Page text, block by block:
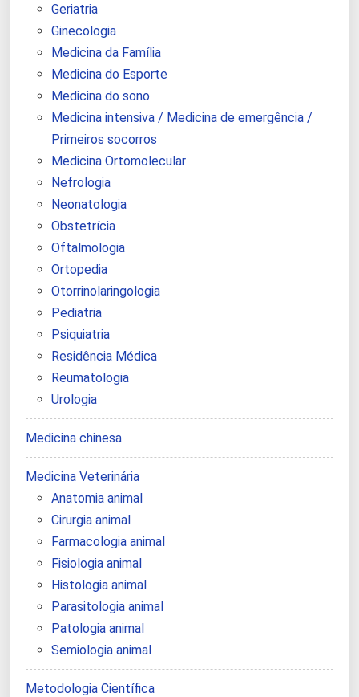
Geriatria
Ginecologia
Medicina da Família
Medicina do Esporte
Medicina do sono
Medicina intensiva / Medicina de emergência /
Primeiros socorros
Medicina Ortomolecular
Nefrologia
Neonatologia
Obstetrícia
Oftalmologia
Ortopedia
Otorrinolaringologia
Pediatria
Psiquiatria
Residência Médica
Reumatologia
Urologia
Medicina chinesa
Medicina Veterinária
Anatomia animal
Cirurgia animal
Farmacologia animal
Fisiologia animal
Histologia animal
Parasitologia animal
Patologia animal
Semiologia animal
Metodologia Científica